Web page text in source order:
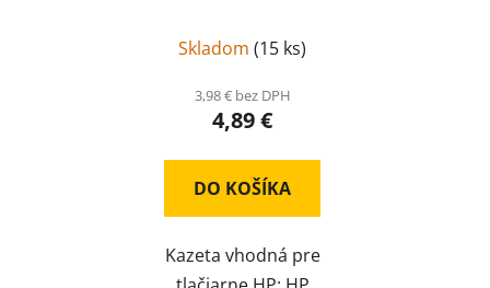
Skladom (15 ks)
3,98 € bez DPH
4,89 €
DO KOŠÍKA
Kazeta vhodná pre